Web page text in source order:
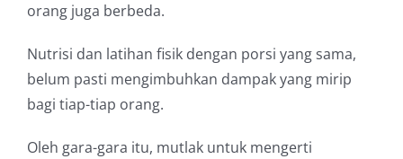
orang juga berbeda.
Nutrisi dan latihan fisik dengan porsi yang sama,
belum pasti mengimbuhkan dampak yang mirip
bagi tiap-tiap orang.
Oleh gara-gara itu, mutlak untuk mengerti